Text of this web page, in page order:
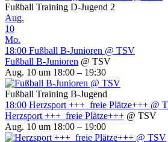
Fußball Training D-Jugend 2
Aug.
10
Mo.
18:00 Fußball B-Junioren @ TSV
Fußball B-Junioren @ TSV
Aug. 10 um 18:00 – 19:30
Fußball Training B-Jugend
18:00 Herzsport +++ freie Plätze+++ @
Herzsport +++ freie Plätze+++ @ TSV
Aug. 10 um 18:00 – 19:00